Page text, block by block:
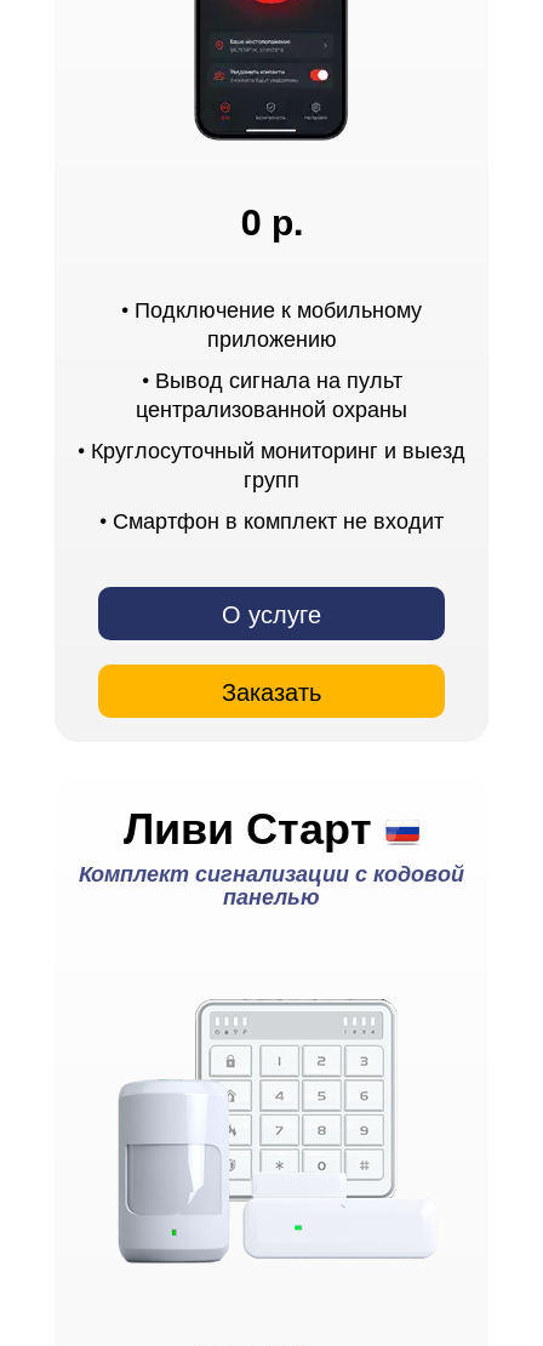
0 р.
• Подключение к мобильному
приложению
• Вывод сигнала на пульт
централизованной охраны
• Круглосуточный мониторинг и выезд
групп
• Смартфон в комплект не входит
О услуге
Заказать
Ливи Старт
Комплект сигнализации с кодовой
панелью